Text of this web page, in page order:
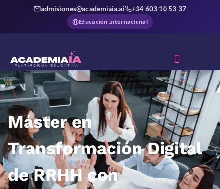
admisiones@academiaia.ai +34 603 10 53 37
Educación Internacional
Máster en
Transformación Digital
de RRHH con